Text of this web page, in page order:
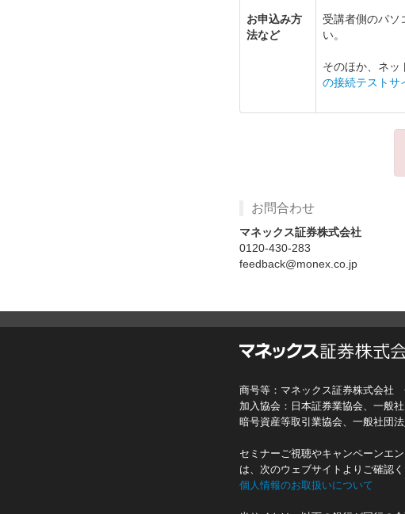
お申込み方
法など
受講者側のパソ
い。
そのほか、ネッ
の接続テストサ
お問合わせ
マネックス証券株式会社
0120-430-283
feedback@monex.co.jp
商号等：マネックス証券株式会
加入協会：日本証券業協会、一般
暗号資産等取引業協会、一般社団
セミナーご視聴やキャンペーンエ
は、次のウェブサイトよりご確認く
個人情報のお取扱いについて